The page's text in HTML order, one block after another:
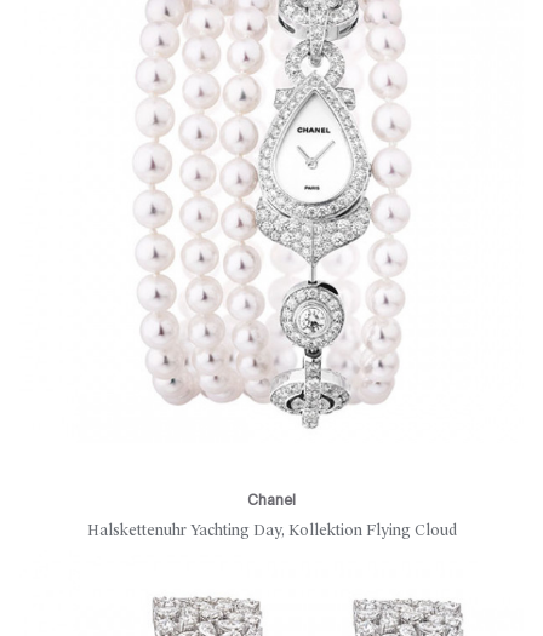
Chanel
Halskettenuhr Yachting Day, Kollektion Flying Cloud